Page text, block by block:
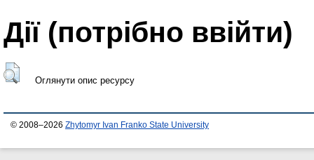
Дії ​​(потрібно ввійти)
Оглянути опис ресурсу
© 2008–2026 Zhytomyr Ivan Franko State University